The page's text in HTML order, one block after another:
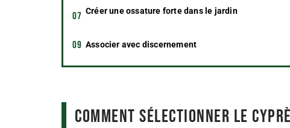
Créer une ossature forte dans le jardin
Associer avec discernement
Comment sélectionner le